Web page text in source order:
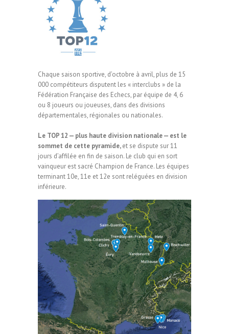
Chaque saison sportive, d’octobre à avril, plus de 15
000 compétiteurs disputent les « interclubs » de la
Fédération Française des Echecs, par équipe de 4, 6
ou 8 joueurs ou joueuses, dans des divisions
départementales, régionales ou nationales.
Le TOP 12 — plus haute division nationale — est le
sommet de cette pyramide,et se dispute sur 11
jours d’affilée en fin de saison. Le club qui en sort
vainqueur est sacré Champion de France. Les équipes
terminant 10e, 11e et 12e sont reléguées en division
inférieure.